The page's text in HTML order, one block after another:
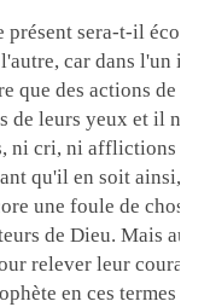
présent sera-t-il
car dans l'un il
que des actions de
de leurs yeux et il n'y
ni cri, ni afflictions
qu'il en soit ainsi,
une foule de
de Dieu. Mais aux
relever leur courage
en ces termes :